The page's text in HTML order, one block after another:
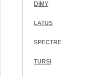
DIMY
LATUS
SPECTRE
TURSI